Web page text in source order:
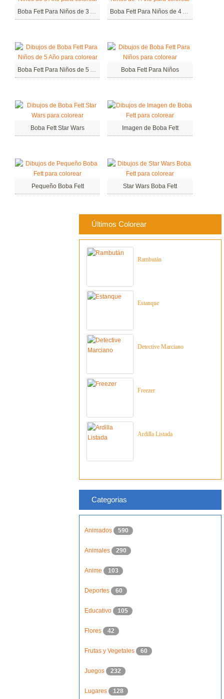
Boba Fett Para Niños de 3 Año Boba Fett Para Niños de 4 Año
Boba Fett Para Niños de 5 Año Boba Fett Para Niños
Boba Fett Star Wars Imagen de Boba Fett
Pequeño Boba Fett Star Wars Boba Fett
Últimos Colorear
Rambután
Estanque
Detective Marciano
Freezer
Ardilla Listada
Categorias
Animados 590
Animales 290
Anime 103
Deportes 60
Educativo 105
Flores 42
Frutas y Vegetales 60
Juegos 232
Lugares 128